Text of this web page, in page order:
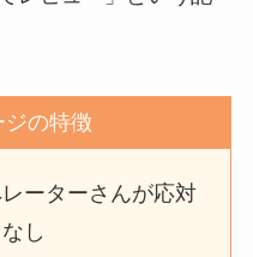
ジの特徴
ーターさんが応対
し